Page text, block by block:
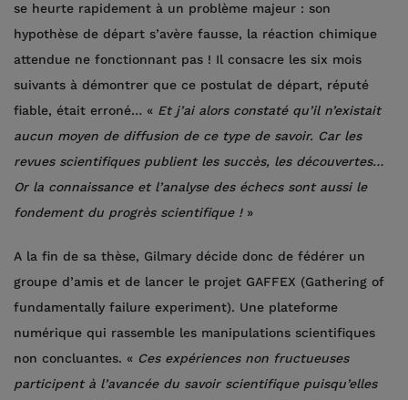
se heurte rapidement à un problème majeur : son
hypothèse de départ s’avère fausse, la réaction chimique
attendue ne fonctionnant pas ! Il consacre les six mois
suivants à démontrer que ce postulat de départ, réputé
fiable, était erroné… « Et j’ai alors constaté qu’il n’existait
aucun moyen de diffusion de ce type de savoir. Car les
revues scientifiques publient les succès, les découvertes…
Or la connaissance et l’analyse des échecs sont aussi le
fondement du progrès scientifique ! »
A la fin de sa thèse, Gilmary décide donc de fédérer un
groupe d’amis et de lancer le projet GAFFEX (Gathering of
fundamentally failure experiment). Une plateforme
numérique qui rassemble les manipulations scientifiques
non concluantes. « Ces expériences non fructueuses
participent à l’avancée du savoir scientifique puisqu’elles